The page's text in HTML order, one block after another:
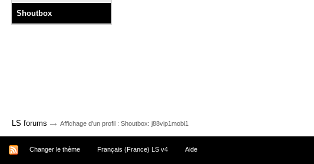
Shoutbox
LS forums → Affichage d'un profil : Shoutbox: j88vip1mobi1
Changer le thème Français (France) LS v4 Aide